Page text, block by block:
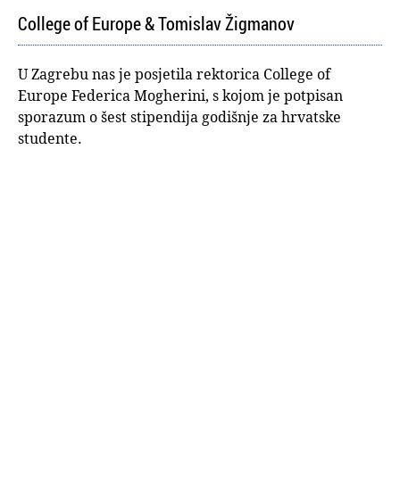
College of Europe & Tomislav Žigmanov
U Zagrebu nas je posjetila rektorica College of
Europe Federica Mogherini, s kojom je potpisan
sporazum o šest stipendija godišnje za hrvatske
studente.